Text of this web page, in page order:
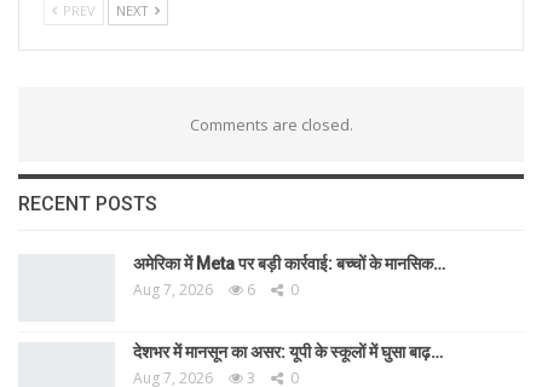
PREV NEXT
Comments are closed.
RECENT POSTS
अमेरिका में Meta पर बड़ी कार्रवाई: बच्चों के मानसिक…
Aug 7, 2026 6 0
देशभर में मानसून का असर: यूपी के स्कूलों में घुसा बाढ़…
Aug 7, 2026 3 0